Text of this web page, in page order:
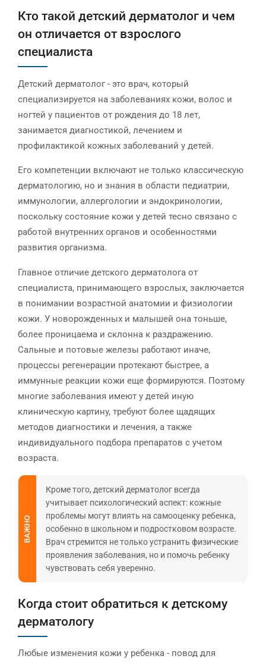
Кто такой детский дерматолог и чем
он отличается от взрослого
специалиста
Детский дерматолог - это врач, который
специализируется на заболеваниях кожи, волос и
ногтей у пациентов от рождения до 18 лет,
занимается диагностикой, лечением и
профилактикой кожных заболеваний у детей.
Его компетенции включают не только классическую
дерматологию, но и знания в области педиатрии,
иммунологии, аллергологии и эндокринологии,
поскольку состояние кожи у детей тесно связано с
работой внутренних органов и особенностями
развития организма.
Главное отличие детского дерматолога от
специалиста, принимающего взрослых, заключается
в понимании возрастной анатомии и физиологии
кожи. У новорожденных и малышей она тоньше,
более проницаема и склонна к раздражению.
Сальные и потовые железы работают иначе,
процессы регенерации протекают быстрее, а
иммунные реакции кожи еще формируются. Поэтому
многие заболевания имеют у детей иную
клиническую картину, требуют более щадящих
методов диагностики и лечения, а также
индивидуального подбора препаратов с учетом
возраста.
ВАЖНО
Кроме того, детский дерматолог всегда
учитывает психологический аспект: кожные
проблемы могут влиять на самооценку ребенка,
особенно в школьном и подростковом возрасте.
Врач стремится не только устранить физические
проявления заболевания, но и помочь ребенку
чувствовать себя уверенно.
Когда стоит обратиться к детскому
дерматологу
Любые изменения кожи у ребенка - повод для